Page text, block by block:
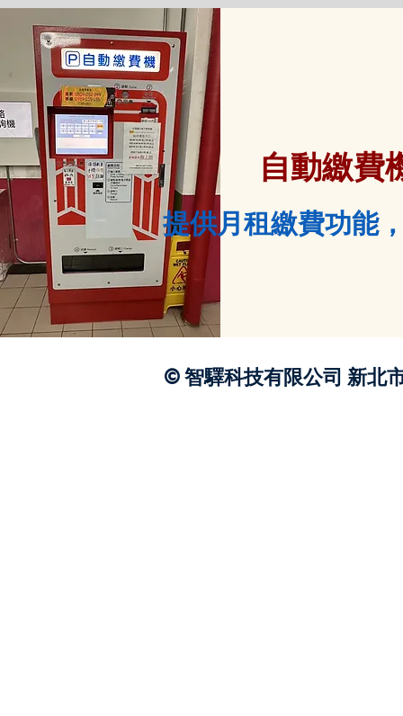
自動繳費
提供月租繳費功能
© 智驛科技有限公司 新北